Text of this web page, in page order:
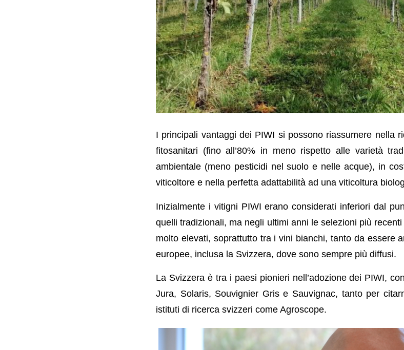
I principali vantaggi dei PIWI si possono riassumere nella
fitosanitari (fino all’80% in meno rispetto alle varietà
ambientale (meno pesticidi nel suolo e nelle acque), in
viticoltore e nella perfetta adattabilità ad una viticoltura
Inizialmente i vitigni PIWI erano considerati inferiori dal
quelli tradizionali, ma negli ultimi anni le selezioni più
molto elevati, soprattutto tra i vini bianchi, tanto da essere
europee, inclusa la Svizzera, dove sono sempre più diffusi.
La Svizzera è tra i paesi pionieri nell’adozione dei PIWI,
Jura, Solaris, Souvignier Gris e Sauvignac, tanto per
istituti di ricerca svizzeri come Agroscope.